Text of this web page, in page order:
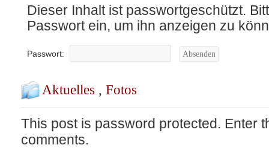
Dieser Inhalt ist passwortgeschützt.
Passwort ein, um ihn anzeigen zu
Passwort:
Aktuelles , Fotos
This post is password protected. Enter
comments.